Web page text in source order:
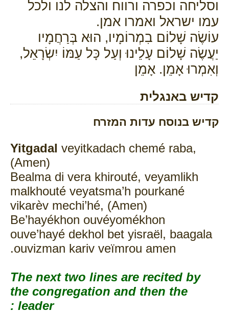
וסליחה וכפרה ורווח והצלה לנו ולכל
עמו ישראל ואמרו אמן.
עוֹשֶׂה שָׁלוֹם בִמְרוֹמָיו, הוּא בְּרַחֲמָיו
יַעֲשֶׂה שָׁלוֹם עָלֵינוּ וְעַל כָּל עַמּוֹ יִשְׂרָאֵל,
וְאִמְרוּ אָמֵן. אָמֵן
קדיש באנגלית
קדיש בנוסח עדות המזרח
Yitgadal veyitkadach chemé raba,
(Amen)
Bealma di vera khirouté, veyamlikh
malkhouté veyatsma’h pourkané
vikarèv mechi’hé, (Amen)
Be’hayékhon ouvéyomékhon
ouve’hayé dekhol bet yisraël, baagala
ouvizman kariv veïmrou amen.
The next two lines are recited by
the congregation and then the
leader :